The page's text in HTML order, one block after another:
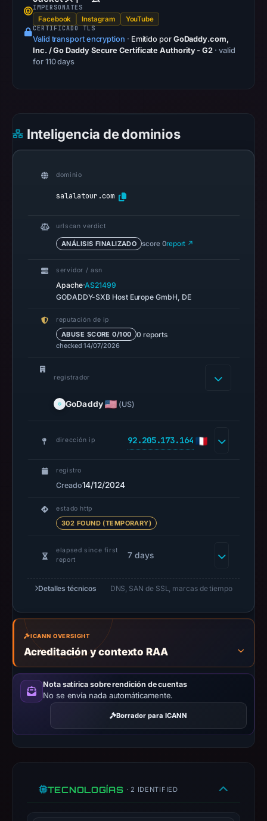
6,
2026
at
0
community
on
2026
at
UTC.
Spamhaus
recorded
no
Jul
URLScan
the
on
2026
at
11:15
Negative
or
missing
results
do
not
IMPERSONATES
Facebook Instagram YouTube
CERTIFICADO TLS
Valid transport encryption · Emitido por GoDaddy.com,
Inc. / Go Daddy Secure Certificate Authority - G2 · valid
for 110 days
Inteligencia de dominios
dominio
salalatour.com
urlscan verdict
ANÁLISIS FINALIZADO score 0report ↗
servidor / asn
Apache·AS21499
GODADDY-SXB Host Europe GmbH, DE
reputación de ip
ABUSE SCORE 0/100 0 reports
checked 14/07/2026
registrador
GoDaddy (US)
dirección ip 92.205.173.164
registro
Creado14/12/2024
estado http
302 FOUND (TEMPORARY)
elapsed since first
report
7 days
Detalles técnicos DNS, SAN de SSL, marcas de tiempo
ICANN OVERSIGHT
Acreditación y contexto RAA
Nota satírica sobre rendición de cuentas
No se envía nada automáticamente.
Borrador para ICANN
TECNOLOGÍAS · 2 IDENTIFIED